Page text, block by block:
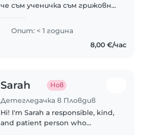
че съм ученичка съм грижовна
задължения.Също така бързо
Опит: < 1 година
8,00 €/час
Sarah Нов
Детегледачка в Пловдив
Hi! I'm Sarah a responsible, kind,
and patient person who